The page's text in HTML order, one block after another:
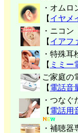
・オムロ
【 イヤメ
・ニコ
【 イアフ
・特殊
【 ミミー
ご家庭の
【 電話音
・つなぐ
【 電話用
・補聴器